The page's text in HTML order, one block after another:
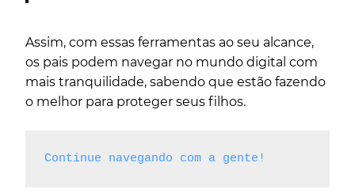
Assim, com essas ferramentas ao seu alcance,
os pais podem navegar no mundo digital com
mais tranquilidade, sabendo que estão fazendo
o melhor para proteger seus filhos.
Continue navegando com a gente!